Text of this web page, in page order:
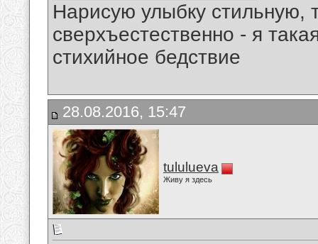
Нарисую улыбку стильную,
сверхъестественно - я
стихийное бедствие
28.08.2016, 15:47
tululueva
Живу я здесь